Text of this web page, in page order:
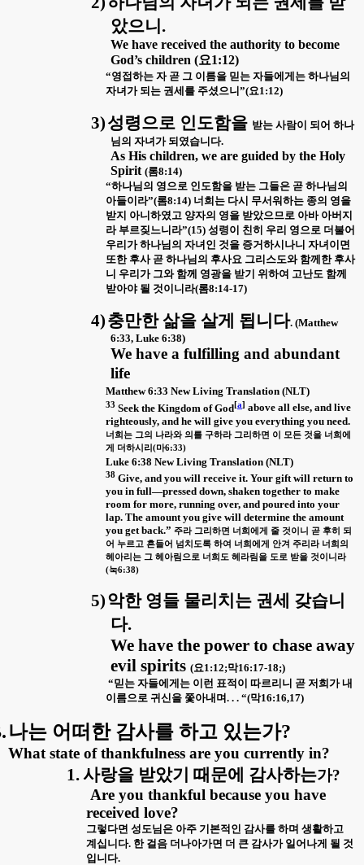
았으니 .
We have received the authority to become
God’s children (요1:12)
“영접하는 자 곧 그 이름을 믿는 자들에게는 하나님의
자녀가 되는 권세를 주셨으니 ”(요1:12)
3)성령으로 인도함을 받는 사람이 되어 하나
님의 자녀가 되였습니다.
As His children, we are guided by the Holy
Spirit (롬8:14)
“하나님의 영으로 인도함을 받는 그들은 곧 하나님의
아들이라”(롬8:14) 너희는 다시 무서워하는 종의 영을
받지 아니하였고 양자의 영을 받았으므로 아바 아버지
라 부르짖느니라”(15) 성령이 친히 우리 영으로 더불어
우리가 하나님의 자녀인 것을 증거하시나니 자녀이면
또한 후사 곧 하나님의 후사요 그리스도와 함께한 후사
니 우리가 그와 함께 영광을 받기 위하여 고난도 함께
받아야 될 것이니라(롬8:14-17)
4)충만한 삶을 살게 됩니다. (Matthew
6:33, Luke 6:38)
We have a fulfilling and abundant
life
Matthew 6:33 New Living Translation (NLT)
33 Seek the Kingdom of God[a] above all else, and live
righteously, and he will give you everything you need.
너희는 그의 나라와 의를 구하라 그리하면 이 모든 것을 너희에
게 더하시리 (마6:33)
Luke 6:38 New Living Translation (NLT)
38 Give, and you will receive it. Your gift will return to
you in full—pressed down, shaken together to make
room for more, running over, and poured into your
lap. The amount you give will determine the amount
you get back.” 주라 그리하면 너희에게 줄 것이니 곧 후히 되
어 누르고 흔들어 넘치도록 하여 너희에게 안겨 주리라 너희의
헤아리는 그 헤아림으로 너희도 헤라림을 도로 받을 것이니라
(눅6:38)
5)악한 영들 물리치는 권세 갖습니
다.
We have the power to chase away
evil spirits (요1:12;막16:17-18;)
“믿는 자들에게는 이런 표적이 따르리니 곧 저희가 내
이름으로 귀신을 쫓아내며 . . . “(막16:16,17)
나는 어떠한 감사를 하고 있는가?
What state of thankfulness are you currently in?
1.사랑을 받았기 때문에 감사하는가?
Are you thankful because you have
received love?
그렇다면 성도님은 아주 기본적인 감사를 하며 생활하고
계십니다. 한 걸음 더나아가면 더 큰 감사가 일어나게 될 것
입니다.